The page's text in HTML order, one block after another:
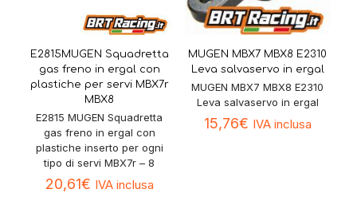
E2815MUGEN Squadretta
gas freno in ergal con
plastiche per servi MBX7r
MBX8
E2815 MUGEN Squadretta
gas freno in ergal con
plastiche inserto per ogni
tipo di servi MBX7r – 8
20,61€ IVA inclusa
MUGEN MBX7 MBX8 E2310
Leva salvaservo in ergal
MUGEN MBX7 MBX8 E2310
Leva salvaservo in ergal
15,76€ IVA inclusa